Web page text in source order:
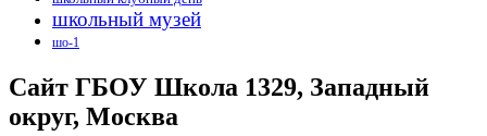
школьный музей
шо-1
Сайт ГБОУ Школа 1329, Западный
округ, Москва